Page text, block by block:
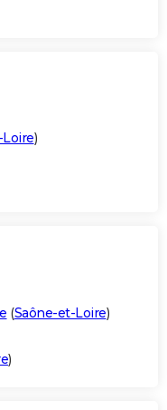
)
(Saône-et-Loire)
)